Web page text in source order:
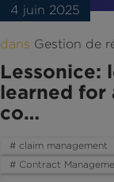
4 juin 2025
dans Gestion de
Lessonice:
learned for
co…
# claim management
# Contract